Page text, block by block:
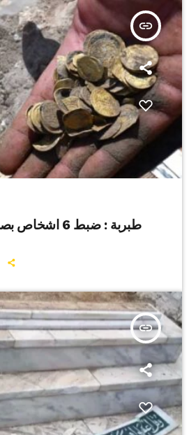
insert_link
طبربة : ضبط 6
insert_link